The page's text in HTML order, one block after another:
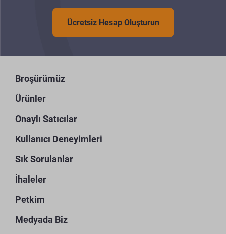
Ücretsiz Hesap Oluşturun
Broşürümüz
Ürünler
Onaylı Satıcılar
Kullanıcı Deneyimleri
Sık Sorulanlar
İhaleler
Petkim
Medyada Biz